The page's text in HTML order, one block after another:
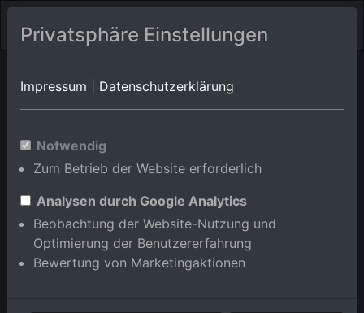
Orts-Album von Dielheim/Horrenberg
Württemberg,Deutschland
Im Shop bestellen
Privatsphäre Einstellungen
Impressum Datenschutzerklärung
Notwendig
Zum Betrieb der Website erforderlich
Analysen durch Google Analytics
Beobachtung der Website-Nutzung und
Optimierung der Benutzererfahrung
Bewertung von Marketingaktionen